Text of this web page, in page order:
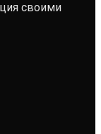
своими